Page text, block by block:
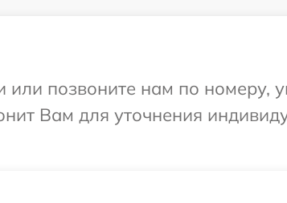
позвоните нам по номеру,
Вам для уточнения